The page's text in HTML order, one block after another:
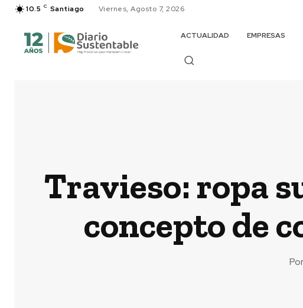
10.5 C Santiago Viernes, Agosto 7, 2026
ACTUALIDAD EMPRESAS
Travieso: ropa
concepto de